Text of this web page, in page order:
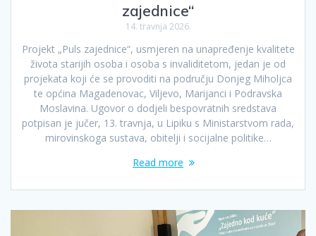
zajednice“
14. travnja 2026.
Projekt „Puls zajednice“, usmjeren na unapređenje kvalitete
života starijih osoba i osoba s invaliditetom, jedan je od
projekata koji će se provoditi na području Donjeg Miholjca
te općina Magadenovac, Viljevo, Marijanci i Podravska
Moslavina. Ugovor o dodjeli bespovratnih sredstava
potpisan je jučer, 13. travnja, u Lipiku s Ministarstvom rada,
mirovinskoga sustava, obitelji i socijalne politike…
Read more